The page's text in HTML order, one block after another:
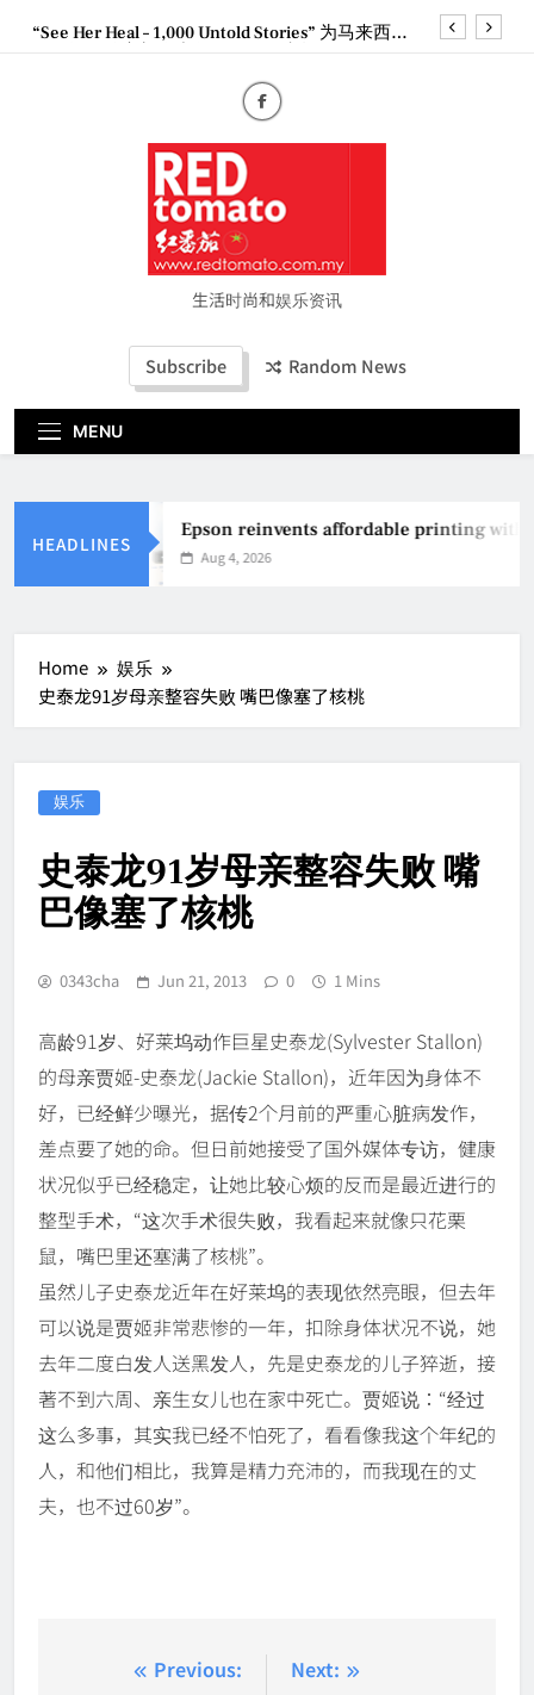
“See Her Heal – 1,000 Untold Stories” 为马来西亚
妈妈提供分享剖腹产复原历程的空间
Epson reinvents affordable printing with next-
generation EcoTank Series
Couture Fashion Week Malaysia 2026– Press
“See Her Heal – 1,000 Untold Stories” 为马来西亚
妈妈提供分享剖腹产复原历程的空间
2026 全国房地产大奖创历史纪录 见证马来西亚房
地产经纪行业蓬勃发展生活时尚和娱乐资讯
Subscribe Random News
MENU
HEADLINES
Epson reinvents affordable printing with
Aug 4, 2026
Home
娱乐
史泰龙91岁母亲整容失败 嘴巴像塞了核桃
娱乐
史泰龙91岁母亲整容失败 嘴
巴像塞了核桃
0343cha Jun 21, 2013 0 1 Mins
高龄91岁、好莱坞动作巨星史泰龙(Sylvester Stallon)
的母亲贾姬-史泰龙(Jackie Stallon)，近年因为身体不
好，已经鲜少曝光，据传2个月前的严重心脏病发作，
差点要了她的命。但日前她接受了国外媒体专访，健康
状况似乎已经稳定，让她比较心烦的反而是最近进行的
整型手术，“这次手术很失败，我看起来就像只花栗
鼠，嘴巴里还塞满了核桃”。
虽然儿子史泰龙近年在好莱坞的表现依然亮眼，但去年
可以说是贾姬非常悲惨的一年，扣除身体状况不说，她
去年二度白发人送黑发人，先是史泰龙的儿子猝逝，接
著不到六周、亲生女儿也在家中死亡。贾姬说：“经过
这么多事，其实我已经不怕死了，看看像我这个年纪的
人，和他们相比，我算是精力充沛的，而我现在的丈
夫，也不过60岁”。
Previous:
Next: